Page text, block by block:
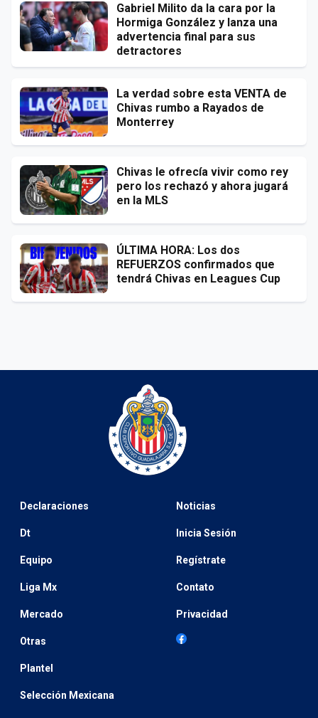
Gabriel Milito da la cara por la
Hormiga González y lanza una
advertencia final para sus
detractores
La verdad sobre esta VENTA de
Chivas rumbo a Rayados de
Monterrey
Chivas le ofrecía vivir como rey
pero los rechazó y ahora jugará
en la MLS
ÚLTIMA HORA: Los dos
REFUERZOS confirmados que
tendrá Chivas en Leagues Cup
Declaraciones
Dt
Equipo
Liga Mx
Mercado
Otras
Plantel
Selección Mexicana
Noticias
Inicia Sesión
Regístrate
Contato
Privacidad